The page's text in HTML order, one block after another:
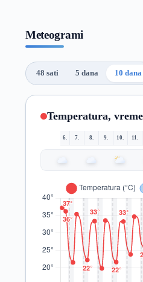
Meteogrami
48 sati 5 dana 10 dana
Temperatura,
6. 7. 8. 9. 10. 11.